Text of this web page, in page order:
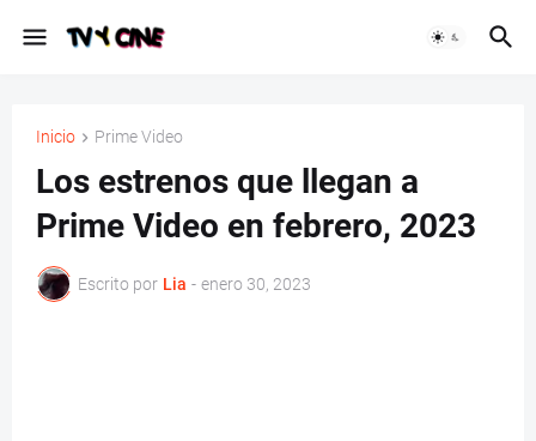
Inicio Prime Video
Los estrenos que llegan a
Prime Video en febrero, 2023
Escrito por Lia - enero 30, 2023